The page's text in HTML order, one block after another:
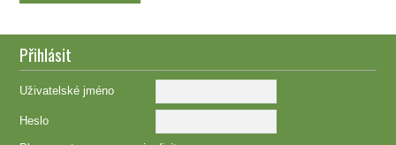
Přihlásit
Uživatelské jméno
Heslo